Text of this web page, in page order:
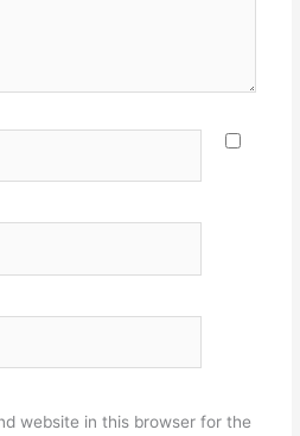
website in this browser for the